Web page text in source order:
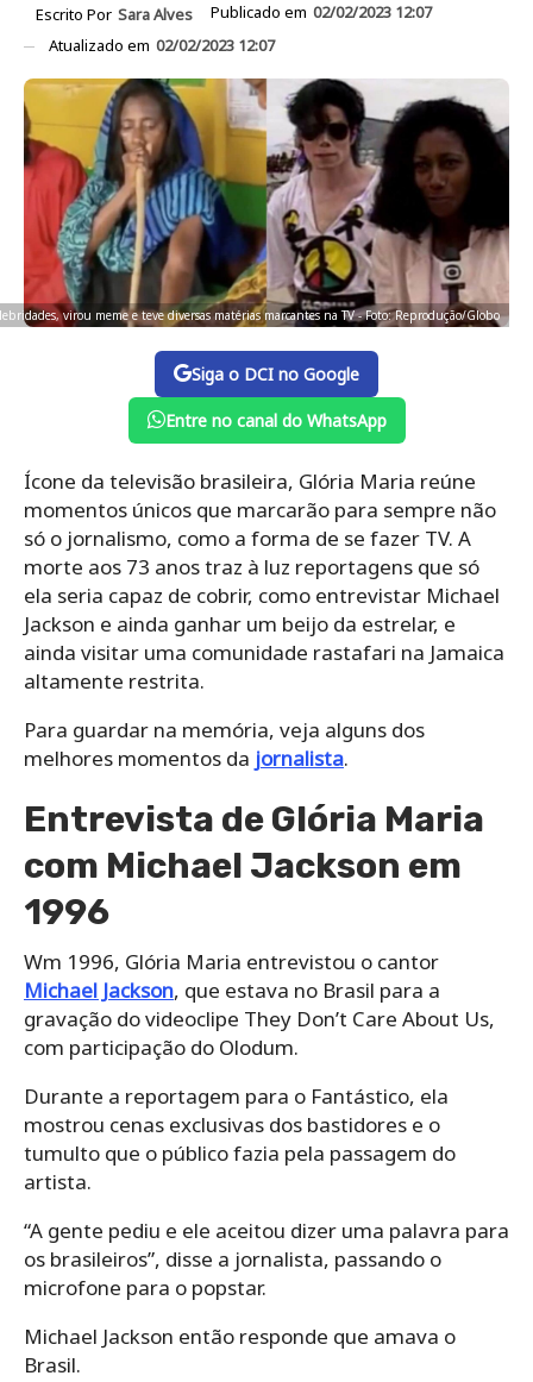
Escrito Por Sara Alves Publicado em 02/02/2023 12:07
Atualizado em 02/02/2023 12:07
virou meme e teve diversas matérias marcantes na TV - Foto: Reprodução/Globo
Siga o DCI no Google
Entre no canal do WhatsApp
Ícone da televisão brasileira, Glória Maria reúne
momentos únicos que marcarão para sempre não
só o jornalismo, como a forma de se fazer TV. A
morte aos 73 anos traz à luz reportagens que só
ela seria capaz de cobrir, como entrevistar Michael
Jackson e ainda ganhar um beijo da estrelar, e
ainda visitar uma comunidade rastafari na Jamaica
altamente restrita.
Para guardar na memória, veja alguns dos
melhores momentos da jornalista.
Entrevista de Glória Maria
com Michael Jackson em
1996
Wm 1996, Glória Maria entrevistou o cantor
Michael Jackson, que estava no Brasil para a
gravação do videoclipe They Don’t Care About Us,
com participação do Olodum.
Durante a reportagem para o Fantástico, ela
mostrou cenas exclusivas dos bastidores e o
tumulto que o público fazia pela passagem do
artista.
“A gente pediu e ele aceitou dizer uma palavra para
os brasileiros”, disse a jornalista, passando o
microfone para o popstar.
Michael Jackson então responde que amava o
Brasil.